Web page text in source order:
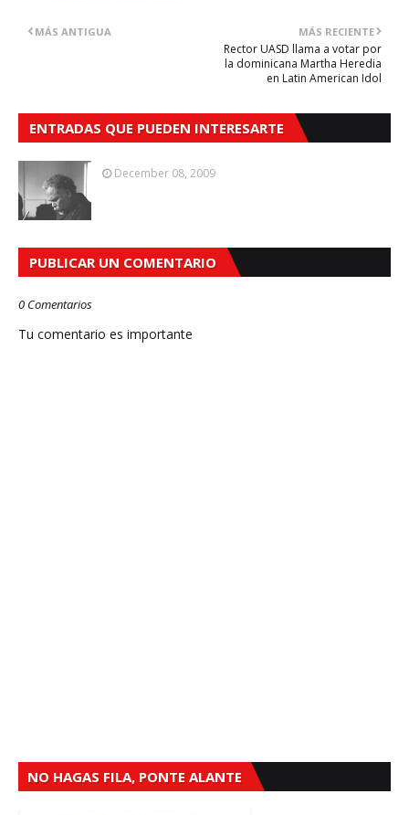
MÁS RECIENTE
Rector UASD llama a votar por
la dominicana Martha Heredia
en Latin American Idol
MÁS ANTIGUA
ENTRADAS QUE PUEDEN INTERESARTE
December 08, 2009
PUBLICAR UN COMENTARIO
0 Comentarios
Tu comentario es importante
NO HAGAS FILA, PONTE ALANTE